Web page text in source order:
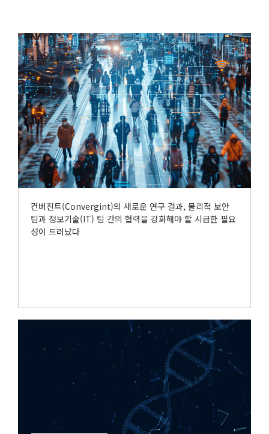
컨버진트(Convergint)의 새로운 연구 결과, 물리적 보안
팀과 정보기술(IT) 팀 간의 협력을 강화해야 할 시급한 필요
성이 드러났다